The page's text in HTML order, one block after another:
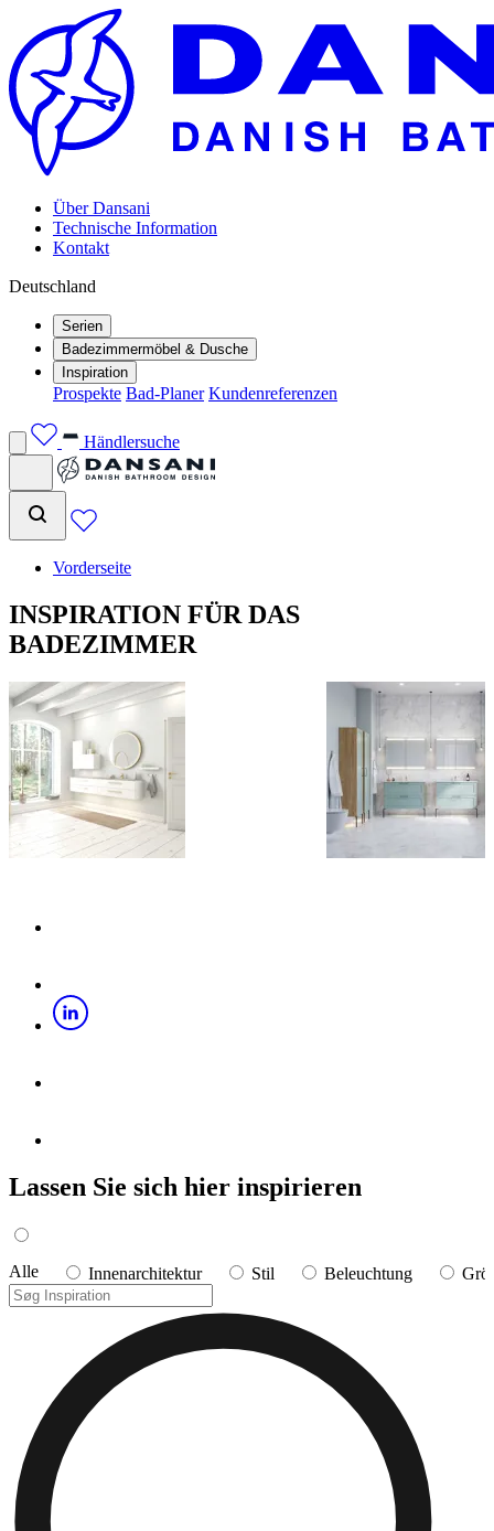
Über Dansani
Technische Information
Kontakt
Deutschland
Serien
Badezimmermöbel & Dusche
Inspiration
Prospekte Bad-Planer Kundenreferenzen
Händlersuche
Vorderseite
INSPIRATION FÜR DAS
BADEZIMMER
Lassen Sie sich hier inspirieren
Alle Innenarchitektur Stil Beleuchtung